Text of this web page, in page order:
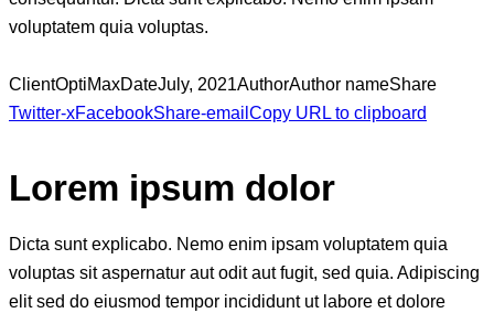
voluptatem quia voluptas.
ClientOptiMaxDateJuly, 2021AuthorAuthor nameShare
Twitter-xFacebookShare-email Copy URL to clipboard
Lorem ipsum dolor
Dicta sunt explicabo. Nemo enim ipsam voluptatem quia
voluptas sit aspernatur aut odit aut fugit, sed quia. Adipiscing
elit sed do eiusmod tempor incididunt ut labore et dolore